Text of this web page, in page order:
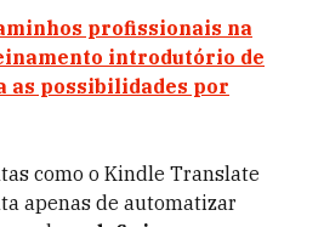
profissionais na
introdutório de
as possibilidades por
como o Kindle Translate
apenas de automatizar